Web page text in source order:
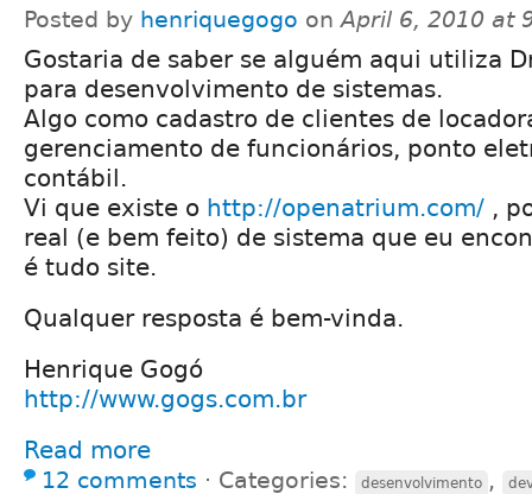
Posted by henriquegogo onApril 6, 2010 at
Gostaria de saber se alguém aqui utiliza
para desenvolvimento de sistemas.
Algo como cadastro de clientes de
gerenciamento de funcionários, ponto
contábil.
Vi que existe o http://openatrium.com/ ,
real (e bem feito) de sistema que eu
é tudo site.
Qualquer resposta é bem-vinda.
Henrique Gogó
http://www.gogs.com.br
Read more
12 comments ⋅ Categories: desenvolvimento ,